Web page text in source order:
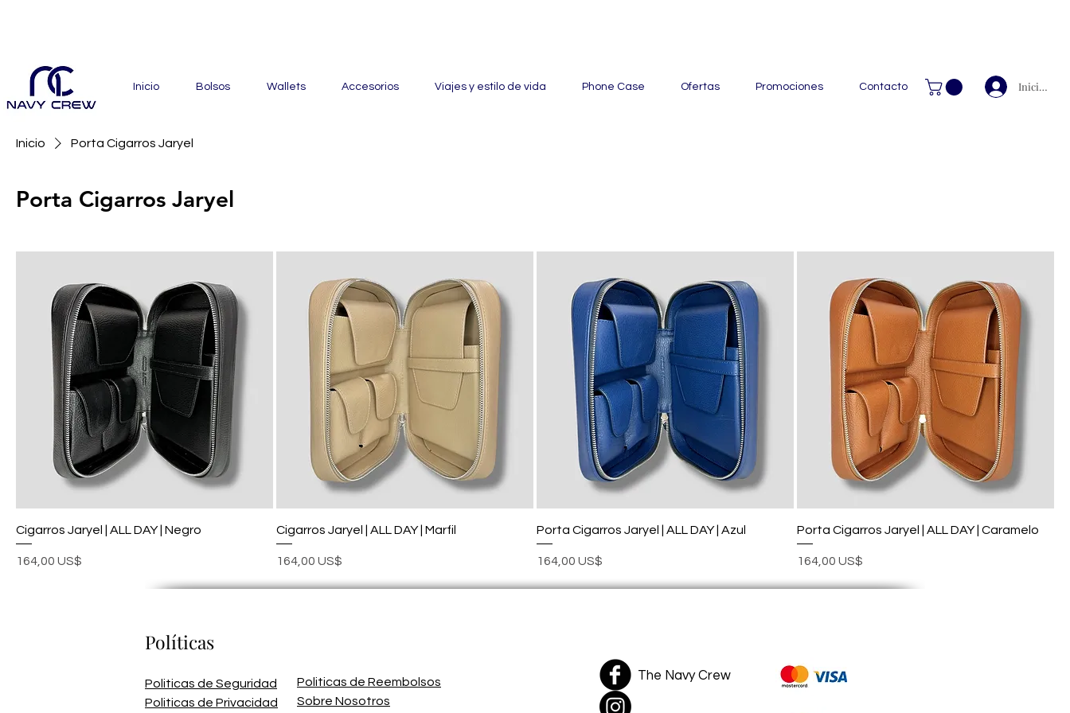
Inicio Bolsos Wallets Accesorios Viajes y estilo de vida Phone Case Ofertas Promociones Contacto Iniciar
Inicio Porta Cigarros Jaryel
Porta Cigarros Jaryel
Cigarros Jaryel | ALL DAY | Negro
Precio
164,00 US$
Cigarros Jaryel | ALL DAY | Marfil
Precio
164,00 US$
Porta Cigarros Jaryel | ALL DAY | Azul
Precio
164,00 US$
Porta Cigarros Jaryel | ALL DAY | Caramelo
Precio
164,00 US$
Políticas
Politicas de Seguridad
Politicas de Privacidad
Politicas de Reembolsos
Sobre Nosotros
The Navy Crew